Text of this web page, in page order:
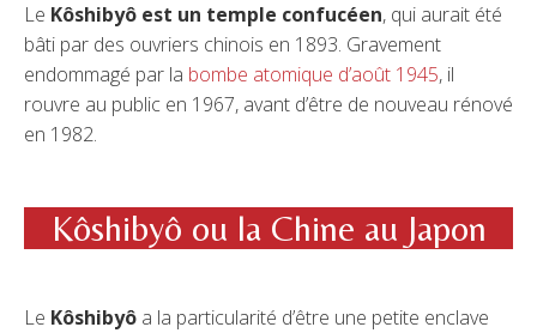
Le Kôshibyô est un temple confucéen, qui aurait été
bâti par des ouvriers chinois en 1893. Gravement
endommagé par la bombe atomique d’août 1945, il
rouvre au public en 1967, avant d’être de nouveau rénové
en 1982.
Kôshibyô ou la Chine au Japon
Le Kôshibyô a la particularité d’être une petite enclave